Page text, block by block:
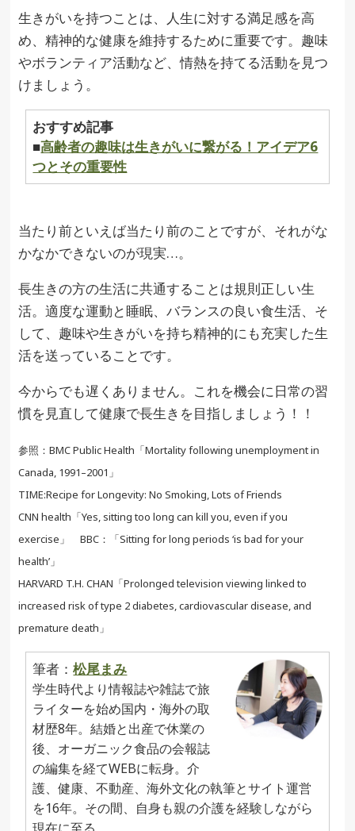
生きがいを持つことは、人生に対する満足感を高
め、精神的な健康を維持するために重要です。趣味
やボランティア活動など、情熱を持てる活動を見つ
けましょう。
おすすめ記事
■高齢者の趣味は生きがいに繋がる！アイデア6
つとその重要性
当たり前といえば当たり前のことですが、それがな
かなかできないのが現実…。
長生きの方の生活に共通することは規則正しい生
活。適度な運動と睡眠、バランスの良い食生活、そ
して、趣味や生きがいを持ち精神的にも充実した生
活を送っていることです。
今からでも遅くありません。これを機会に日常の習
慣を見直して健康で長生きを目指しましょう！！
参照：BMC Public Health「Mortality following unemployment in
Canada, 1991–2001」
TIME:Recipe for Longevity: No Smoking, Lots of Friends
CNN health「Yes, sitting too long can kill you, even if you
exercise」 BBC：「Sitting for long periods ‘is bad for your
health’」
HARVARD T.H. CHAN「Prolonged television viewing linked to
increased risk of type 2 diabetes, cardiovascular disease, and
premature death」
筆者：松尾まみ
学生時代より情報誌や雑誌で旅
ライターを始め国内・海外の取
材歴8年。結婚と出産で休業の
後、オーガニック食品の会報誌
の編集を経てWEBに転身。介
護、健康、不動産、海外文化の執筆とサイト運営
を16年。その間、自身も親の介護を経験しながら